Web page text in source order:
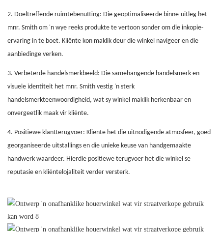
2. Doeltreffende ruimtebenutting: Die geoptimaliseerde binne-uitleg het
mnr. Smith om 'n wye reeks produkte te vertoon sonder om die inkopie-
ervaring in te boet. Kliënte kon maklik deur die winkel navigeer en die
aanbiedinge verken.
3. Verbeterde handelsmerkbeeld: Die samehangende handelsmerk en
visuele identiteit het mnr. Smith vestig 'n sterk
handelsmerkteenwoordigheid, wat sy winkel maklik herkenbaar en
onvergeetlik maak vir kliënte.
4. Positiewe klantterugvoer: Kliënte het die uitnodigende atmosfeer, goed
georganiseerde uitstallings en die unieke keuse van handgemaakte
handwerk waardeer. Hierdie positiewe terugvoer het die winkel se
reputasie en kliëntelojaliteit verder versterk.